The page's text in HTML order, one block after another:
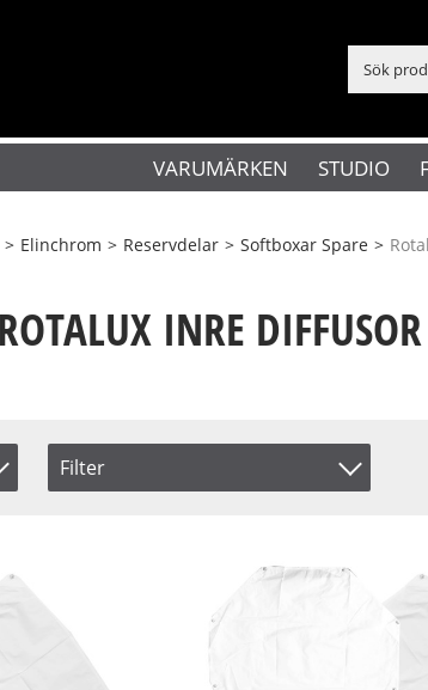
VARUMÄRKEN STUDIO
> Elinchrom > Reservdelar > Softboxar Spare >
INRE DIFFUSOR
Filter